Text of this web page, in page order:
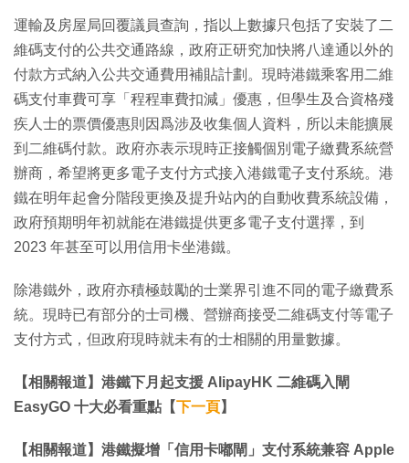
運輸及房屋局回覆議員查詢，指以上數據只包括了安裝了二
維碼支付的公共交通路線，政府正研究加快將八達通以外的
付款方式納入公共交通費用補貼計劃。現時港鐵乘客用二維
碼支付車費可享「程程車費扣減」優惠，但學生及合資格殘
疾人士的票價優惠則因爲涉及收集個人資料，所以未能擴展
到二維碼付款。政府亦表示現時正接觸個別電子繳費系統營
辦商，希望將更多電子支付方式接入港鐵電子支付系統。港
鐵在明年起會分階段更換及提升站內的自動收費系統設備，
政府預期明年初就能在港鐵提供更多電子支付選擇，到
2023 年甚至可以用信用卡坐港鐵。
除港鐵外，政府亦積極鼓勵的士業界引進不同的電子繳費系
統。現時已有部分的士司機、營辦商接受二維碼支付等電子
支付方式，但政府現時就未有的士相關的用量數據。
【相關報道】港鐵下月起支援 AlipayHK 二維碼入閘
EasyGO 十大必看重點【下一頁】
【相關報道】港鐵擬增「信用卡嘟閘」支付系統兼容 Apple